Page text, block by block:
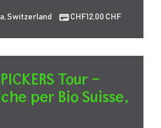
Switzerland CHF12,00 CHF
Tour –
per Bio Suisse,